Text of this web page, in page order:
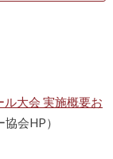
大会 実施概要お
協会HP）